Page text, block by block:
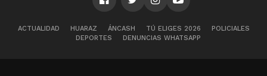
ACTUALIDAD HUARAZ ÁNCASH TÚ ELIGES 2026
POLICIALES
DEPORTES
DENUNCIAS WHATSAPP